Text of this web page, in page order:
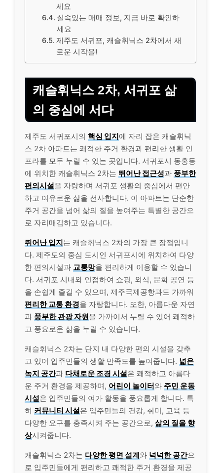
세요
실속있는 매매 정보, 지금 바로 확인하
세요
제주도 서귀포, 캐슬휘닉스 2차에서 새
로운 시작을!
캐슬휘닉스 2차, 서귀포 삶
의 중심에 서다
제주도 서귀포시의 핵심 입지에 자리 잡은 캐슬휘닉
스 2차 아파트는 쾌적한 주거 환경과 편리한 생활 인
프라를 모두 누릴 수 있는 곳입니다. 서귀포시 동홍동
에 위치한 캐슬휘닉스 2차는 뛰어난 접근성과 풍부한
편의시설을 자랑하며 서귀포 생활의 중심에서 편안
하고 여유로운 삶을 선사합니다. 이 아파트는 단순한
주거 공간을 넘어 삶의 질을 높여주는 특별한 공간으
로 자리매김하고 있습니다.
뛰어난 입지는 캐슬휘닉스 2차의 가장 큰 장점입니
다. 제주도의 중심 도시인 서귀포시에 위치하여 다양
한 편의시설과 교통망을 편리하게 이용할 수 있습니
다. 서귀포 시내와 인접하여 쇼핑, 외식, 문화 공연 등
을 손쉽게 즐길 수 있으며, 제주국제공항과도 가까워
편리한 교통 환경을 자랑합니다. 또한, 아름다운 자연
과 풍부한 관광 자원을 가까이서 누릴 수 있어 쾌적하
고 풍요로운 삶을 누릴 수 있습니다.
캐슬휘닉스 2차는 단지 내 다양한 편의 시설을 갖추
고 있어 입주민들의 생활 만족도를 높여줍니다. 넓은
녹지 공간과 다채로운 조경 시설은 쾌적하고 아름다
운 주거 환경을 제공하며, 어린이 놀이터와 주민 운동
시설은 입주민들의 여가 활동을 풍요롭게 합니다. 특
히 커뮤니티 시설은 입주민들의 건강, 취미, 교육 등
다양한 요구를 충족시켜 주는 공간으로, 삶의 질을 향
상시켜줍니다.
캐슬휘닉스 2차는 다양한 평면 설계와 넉넉한 공간으
로 입주민들에게 편리하고 쾌적한 주거 환경을 제공